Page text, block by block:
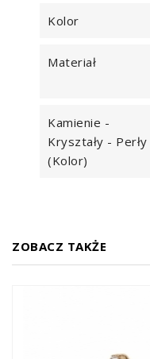
Kolor
Materiał
Kamienie -
Kryształy - Perły
(kolor)
ZOBACZ TAKŻE